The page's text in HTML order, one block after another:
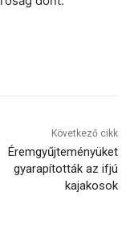
Következő cikk
Éremgyűjteményüket
gyarapították az ifjú
kajakosok